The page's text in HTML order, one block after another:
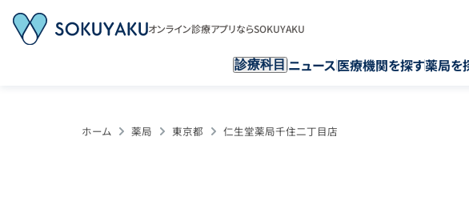
オンライン診療アプリならSOKUYAKU
診療科目 ニュース医療機関を探す薬局を
ホーム 薬局 東京都 仁生堂薬局千住二丁目店